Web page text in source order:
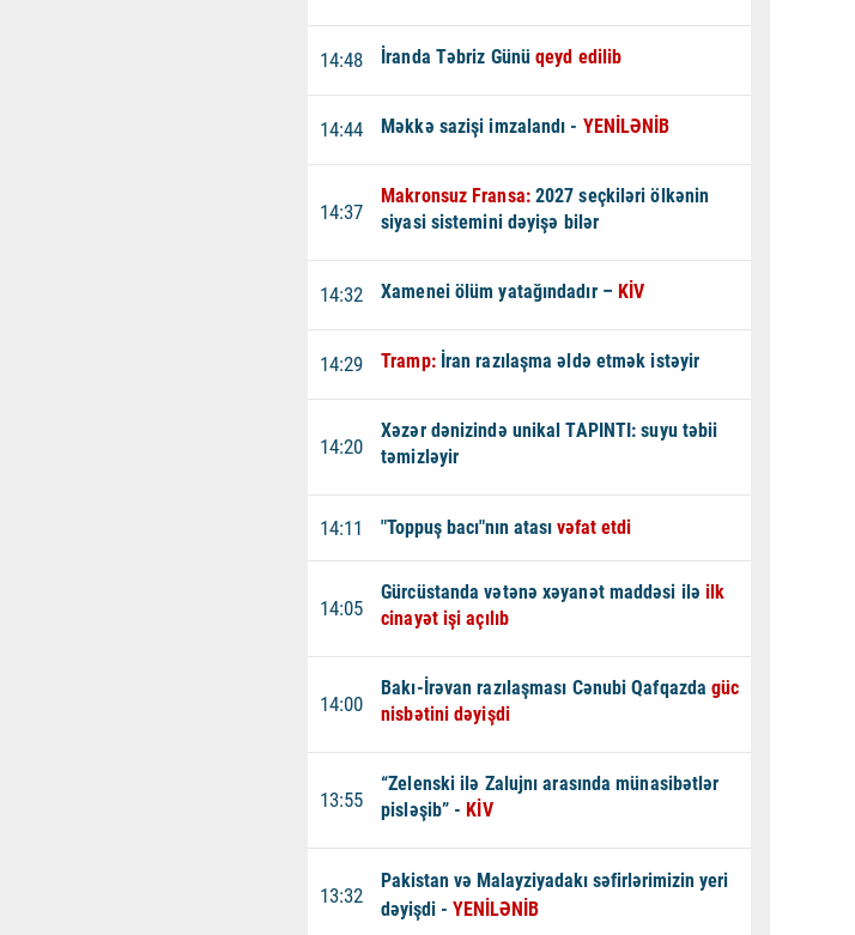
14:48 İranda Təbriz Günüqeyd edilib
14:44 Məkkə sazişi imzalandı - YENİLƏNİB
14:37
Makronsuz Fransa: 2027 seçkiləri ölkənin
siyasi sistemini dəyişə bilər
14:32 Xamenei ölüm yatağındadır – KİV
14:29 Tramp: İran razılaşma əldə etmək istəyir
14:20
Xəzər dənizində unikal TAPINTI: suyu təbii
təmizləyir
14:11 "Toppuş bacı"nın atasıvəfat etdi
14:05
Gürcüstanda vətənə xəyanət maddəsi iləilk
cinayət işi açılıb
14:00
Bakı-İrəvan razılaşması Cənubi Qafqazdagüc
nisbətini dəyişdi
13:55
“Zelenski ilə Zalujnı arasında münasibətlər
pisləşib” - KİV
13:32
Pakistan və Malayziyadakı səfirlərimizin yeri
dəyişdi -YENİLƏNİB